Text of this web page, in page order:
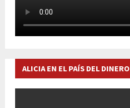
ALICIA EN EL PAÍS DEL DINERO